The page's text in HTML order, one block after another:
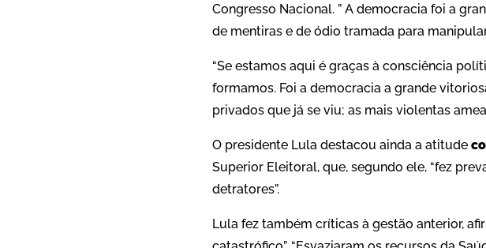
Congresso Nacional. ” A democracia foi a
de mentiras e de ódio tramada para
“Se estamos aqui é graças à consciência
formamos. Foi a democracia a grande
privados que já se viu; as mais violentas
O presidente Lula destacou ainda a atitude
Superior Eleitoral, que, segundo ele, “fez
detratores”.
Lula fez também críticas à gestão anterior,